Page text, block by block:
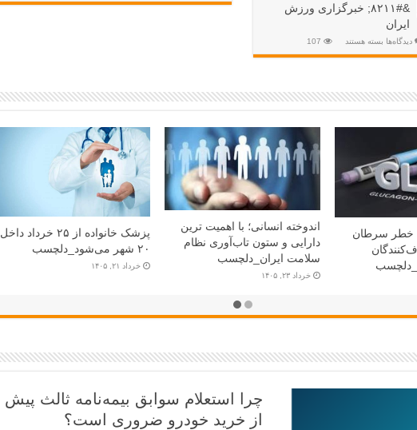
&#۸۲۱۱; خبرگزاری ورزش
ایران
دیدگاه‌ها بسته هستند 107
خطر سرطان
اندوخته انسانی؛ با اهمیت ترین
دارایی و ستون تاب‌آوری نظام
سلامت ایران_دلچسب
خرداد ۲۳, ۱۴۰۵
پزشک خانواده از ۲۵ خرداد داخل
۲۰ شهر می‌شود_دلچسب
خرداد ۲۱, ۱۴۰۵
چرا استعلام سوابق بیمه‌نامه ثالث پیش
از خرید خودرو ضروری است؟